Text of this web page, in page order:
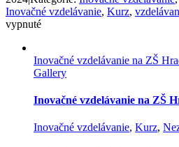
Inovačné vzdelávanie, Kurz,
vypnuténa
na
ZŠ
Bethlena
Nových
Zámkoch
Inovačné vzdelávanie na ZŠ
Gallery
Inovačné vzdelávanie na ZŠ
Inovačné vzdelávanie, Kurz,